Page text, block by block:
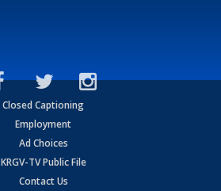
Closed Captioning
Employment
Ad Choices
KRGV-TV Public File
Contact Us